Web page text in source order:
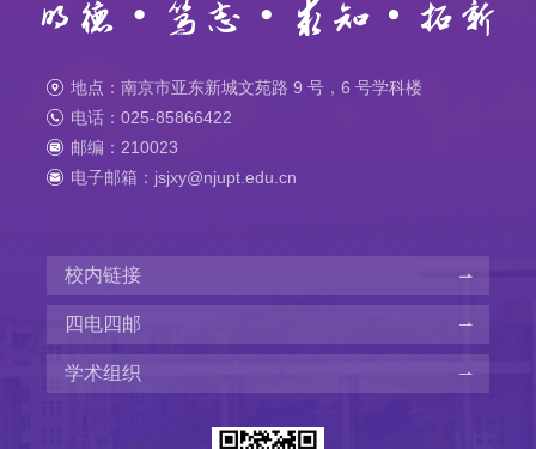
地点：南京市亚东新城文苑路 9 号，6 号学科楼
电话：025-85866422
邮编：210023
电子邮箱：jsjxy@njupt.edu.cn
校内链接
四电四邮
学术组织